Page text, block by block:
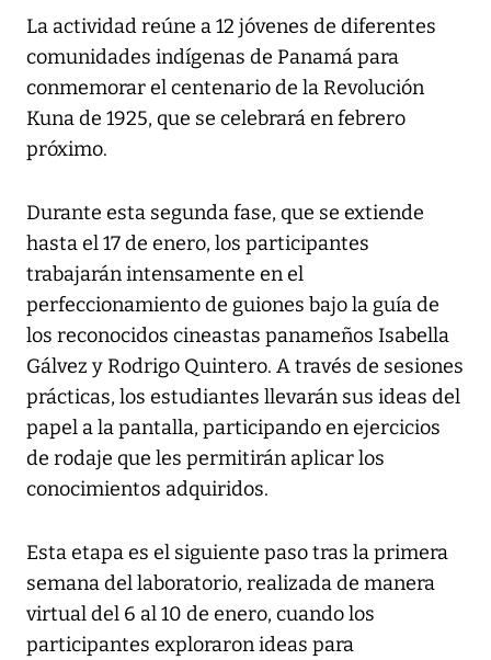
La actividad reúne a 12 jóvenes de diferentes
comunidades indígenas de Panamá para
conmemorar el centenario de la Revolución
Kuna de 1925, que se celebrará en febrero
próximo.
Durante esta segunda fase, que se extiende
hasta el 17 de enero, los participantes
trabajarán intensamente en el
perfeccionamiento de guiones bajo la guía de
los reconocidos cineastas panameños Isabella
Gálvez y Rodrigo Quintero. A través de sesiones
prácticas, los estudiantes llevarán sus ideas del
papel a la pantalla, participando en ejercicios
de rodaje que les permitirán aplicar los
conocimientos adquiridos.
Esta etapa es el siguiente paso tras la primera
semana del laboratorio, realizada de manera
virtual del 6 al 10 de enero, cuando los
participantes exploraron ideas para